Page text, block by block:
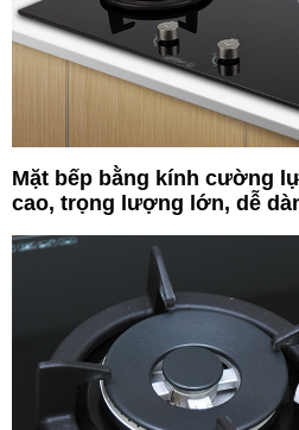
Mặt bếp bằng kính cường
cao, trọng lượng lớn, dễ